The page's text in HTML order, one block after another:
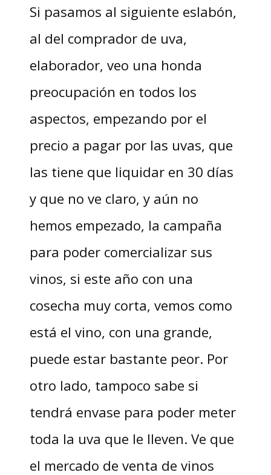
Si pasamos al siguiente eslabón,
al del comprador de uva,
elaborador, veo una honda
preocupación en todos los
aspectos, empezando por el
precio a pagar por las uvas, que
las tiene que liquidar en 30 días
y que no ve claro, y aún no
hemos empezado, la campaña
para poder comercializar sus
vinos, si este año con una
cosecha muy corta, vemos como
está el vino, con una grande,
puede estar bastante peor. Por
otro lado, tampoco sabe si
tendrá envase para poder meter
toda la uva que le lleven. Ve que
el mercado de venta de vinos